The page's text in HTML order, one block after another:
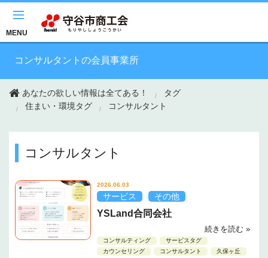
MENU
コンサルタントの会員事業所
あなたの欲しい情報は全てある！
タグ
住まい・環境タグ
コンサルタント
コンサルタント
2026.06.03
サービス その他
YSLand合同会社
続きを読む »
コンサルティング
サービスタグ
カウンセリング
コンサルタント
久保ヶ丘